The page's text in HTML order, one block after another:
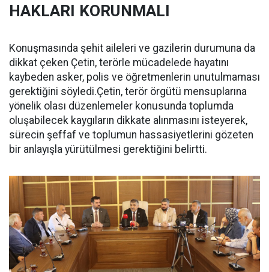
HAKLARI KORUNMALI
Konuşmasında şehit aileleri ve gazilerin durumuna da
dikkat çeken Çetin, terörle mücadelede hayatını
kaybeden asker, polis ve öğretmenlerin unutulmaması
gerektiğini söyledi.Çetin, terör örgütü mensuplarına
yönelik olası düzenlemeler konusunda toplumda
oluşabilecek kaygıların dikkate alınmasını isteyerek,
sürecin şeffaf ve toplumun hassasiyetlerini gözeten
bir anlayışla yürütülmesi gerektiğini belirtti.